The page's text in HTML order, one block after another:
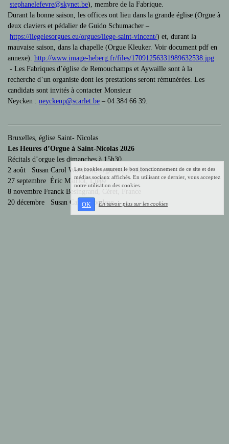
stephanelefevre@skynet.be), membre de la Fabrique.
Durant la bonne saison, les offices ont lieu dans la grande église (Orgue à
deux claviers et pédalier de Guido Schumacher –
https://liegelesorgues.eu/orgues/liege-saint-vincent/) et, durant la
mauvaise saison, dans la chapelle (Orgue Kleuker. Voir document pdf en
annexe). http://www.image-heberg.fr/files/17091256331989632538.jpg
- Les Fabriques d’église de Remouchamps et Aywaille sont à la
recherche d’un organiste dont les prestations seront rémunérées. Les
candidats sont invités à contacter Monsieur
Neycken : neyckenp@scarlet.be – 04 384 66 39.
Bruxelles, église Saint- Nicolas
Les Heures d’Orgue à Saint-Nicolas 2026
Récitals d’orgue les dimanches à 15h30
2 août Susan Carol Woodson, organiste titulaire
27 septembre Éric Mairlot, Liège
8 novembre Franck Besingrand, Céret, France
20 décembre Susan Carol Woodson
Les cookies assurent le bon fonctionnement de ce site et des
médias sociaux affichés. En utilisant ce dernier, vous acceptez
notre utilisation des cookies.
OK En savoir plus sur les cookies